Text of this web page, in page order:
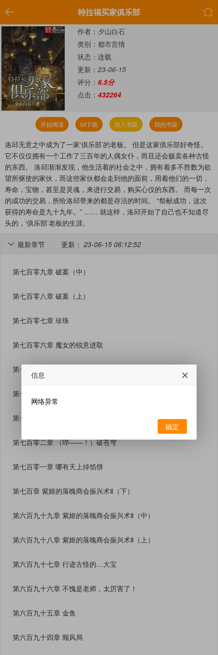
 特拉福买家俱乐部 
作者：夕山白石
类别：都市言情
状态：连载
更新：23-06-15
评分：6.5分
点击：432264
开始阅读 txt下载 加入书架 我的书架
洛邱无意之中成为了一家‘俱乐部’的老板。 但是这家俱乐部好奇怪。
它不仅仅拥有一个工作了三百年的人偶女仆，而且还会贩卖各种古怪
的东西。 洛邱渐渐发现，他生活着的社会之中，拥有着多不胜数为欲
望所驱使的家伙，而这些家伙都会走到他的面前，用着他们的一切，
寿命，宝物，甚至是灵魂，来进行交易，购买心仪的东西。 而每一次
的成功的交易，所给洛邱带来的都是存活的时间。 “祭献成功，这次
获得的寿命是九十九年。” …… 就这样，洛邱开始了自己也不知道尽
头的，‘俱乐部’老板的生涯。
最新章节 更新： 23-06-15 06:12:52

第七百零九章 破案（中）
第七百零八章 破案（上）
第七百零七章 珍珠
第七百零六章 魔女的锐意进取
第七百零五章 谁杀了殷公子
第七百零四章 【纤尘画舫】杀人事件
第七百零三章 老板，有人撩我！
第七百零二章 （哔——！）破苍穹
第七百零一章 哪有天上掉馅饼
第七百章 紫姬的落魄商会振兴术Ⅱ（下）
第六百九十九章 紫姬的落魄商会振兴术Ⅱ（中）
第六百九十八章 紫姬的落魄商会振兴术Ⅱ（上）
第六百九十七章 行迹古怪的…大宝
第六百九十六章 不愧是老师，太厉害了！
第六百九十五章 金鱼
第六百九十四章 顺风局
信息
网络异常
确定